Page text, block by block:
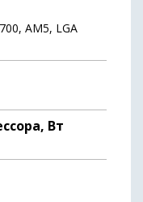
AM5, LGA
Вт